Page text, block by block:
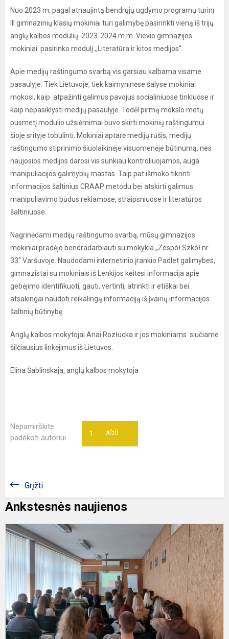
Nuo 2023 m. pagal atnaujintą bendrųjų ugdymo programų turinį
III gimnazinių klasių mokiniai turi galimybę pasirinkti vieną iš trijų
anglų kalbos modulių. 2023-2024 m.m. Vievio gimnazijos
mokiniai pasirinko modulį ,,Literatūra ir kitos medijos“.
Apie medijų raštingumo svarbą vis garsiau kalbama visame
pasaulyje. Tiek Lietuvoje, tiek kaimyninėse šalyse mokiniai
mokosi, kaip atpažinti galimus pavojus socialiniuose tinkluose ir
kaip nepasiklysti medijų pasaulyje. Todėl pirmą mokslo metų
pusmetį modulio užsiėmimai buvo skirti mokinių raštingumui
šioje srityje tobulinti. Mokiniai aptarė medijų rūšis, medijų
raštingumo stiprinimo šiuolaikinėje visuomenėje būtinumą, nes
naujosios medijos darosi vis sunkiau kontroliuojamos, auga
manipuliacijos galimybių mastas. Taip pat išmoko tikrinti
informacijos šaltinius CRAAP metodu bei atskirti galimus
manipuliavimo būdus reklamose, straipsniuose ir literatūros
šaltiniuose.
Nagrinėdami medijų raštingumo svarbą, mūsų gimnazijos
mokiniai pradėjo bendradarbiauti su mokykla „Zespół Szkół nr
33“ Varšuvoje. Naudodami internetinio įrankio Padlet galimybes,
gimnazistai su mokiniais iš Lenkijos keitėsi informacija apie
gebėjimo identifikuoti, gauti, vertinti, atrinkti ir etiškai bei
atsakingai naudoti reikalingą informaciją iš įvairių informacijos
šaltinių būtinybę.
Anglų kalbos mokytojai Anai Rozłucka ir jos mokiniams siučiame
šilčiausius linkėjimus iš Lietuvos.
Elina Šablinskaja, anglų kalbos mokytoja
Nepamirškite
padėkoti autoriui
AČIŪ
1
Grįžti
Ankstesnės naujienos